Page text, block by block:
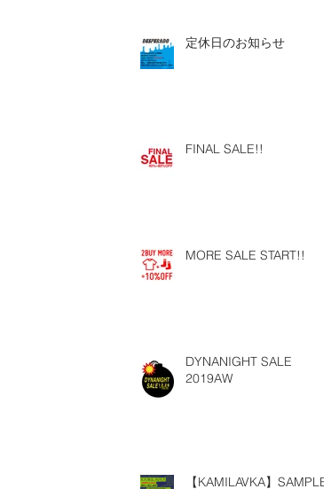
定休日のお知らせ
FINAL SALE!!
MORE SALE START!!
DYNANIGHT SALE
2019AW
【KAMILAVKA】SAMPLE